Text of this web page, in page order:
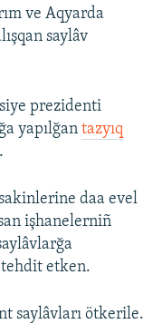
ve Aqyarda
saylâv
prezidenti
yapılğan tazyıq
sakinlerine daa evel
işhanelerniñ
tehdit etken.
saylâvları ötkerile.